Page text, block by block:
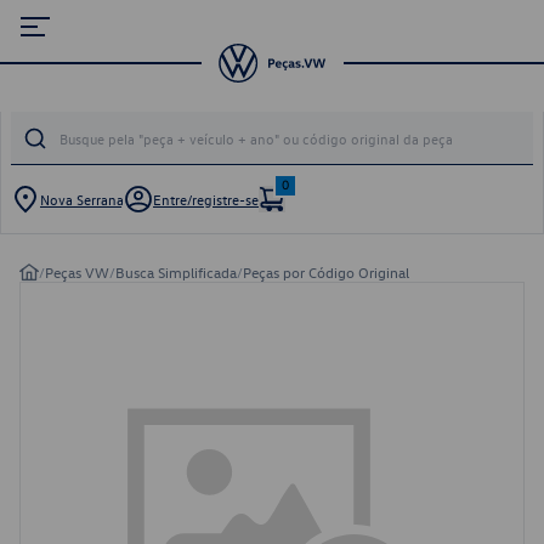
Nova Serrana Entre/registre-se
0
/Peças VW/Busca Simplificada/Peças por Código Original